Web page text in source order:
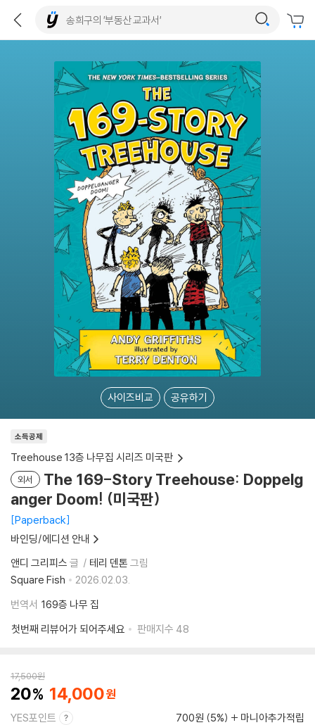
사이즈비교 공유하기
소득공제
Treehouse 13층 나무집 시리즈 미국판
외서
The 169-Story Treehouse: Doppelg
anger Doom! (미국판)
Paperback
바인딩/에디션 안내
앤디 그리피스 글 테리 덴톤 그림
Square Fish
2026.02.03.
번역서 169층 나무 집
첫번째 리뷰어가 되어주세요
판매지수 48
17,500원
20 14,000
YES포인트 700원 (5%) 마니아추가적립